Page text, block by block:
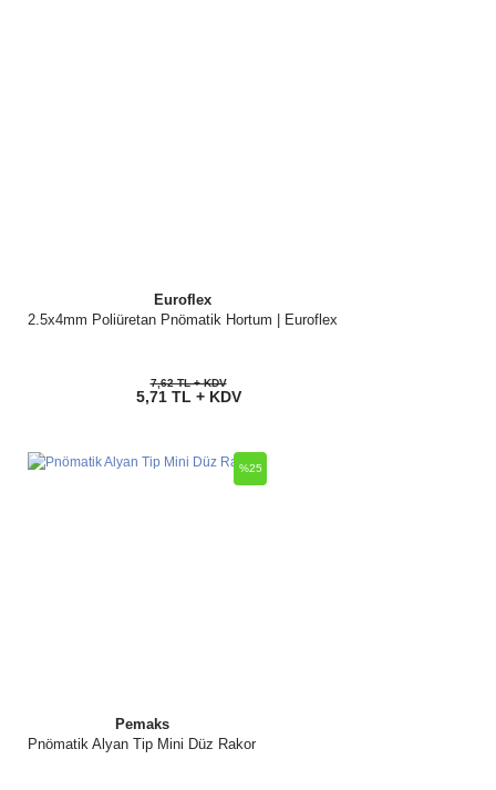
Euroflex
2.5x4mm Poliüretan Pnömatik Hortum | Euroflex
7,62 TL + KDV
5,71 TL + KDV
Pemaks
Pnömatik Alyan Tip Mini Düz Rakor
%25